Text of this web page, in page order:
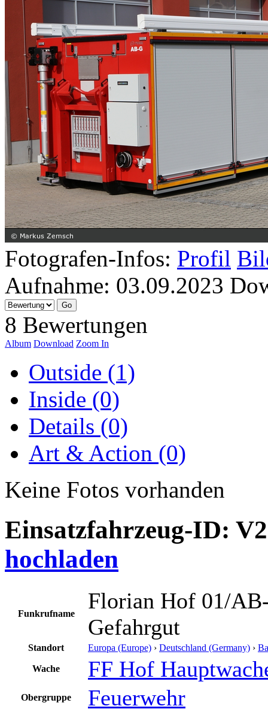
Fotografen-Infos: Profil
Aufnahme: 03.09.2023
8 Bewertungen
Album Download Zoom In
Outside (1)
Inside (0)
Details (0)
Art & Action (0)
Keine Fotos vorhanden
Einsatzfahrzeug-ID:
hochladen
Funkrufname
Florian Hof 01/
Gefahrgut
Standort Europa (Europe) › Deutschland (Germany) ›
Wache FF Hof
Obergruppe Feuerwehr